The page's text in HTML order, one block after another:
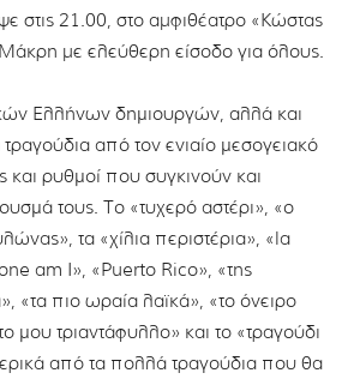
στις 21.00, στο αμφιθέατρο «Κώστας
με ελεύθερη είσοδο για όλους.
Ελλήνων δηµιουργών, αλλά και
από τον ενιαίο µεσογειακό
και ρυθµοί που συγκινούν και
τους. Το «τυχερό αστέρι», «ο
τα «χίλια περιστέρια», «la
am I», «Puerto Rico», «της
«τα πιο ωραία λαϊκά», «το όνειρο
µου τριαντάφυλλο» και το «τραγούδι
από τα πολλά τραγούδια που θα